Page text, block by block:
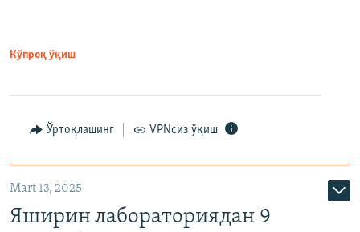
Кўпроқ ўқиш
Ўртоқлашинг VPNсиз ўқиш
Mart 13, 2025
Яширин лабораториядан 9